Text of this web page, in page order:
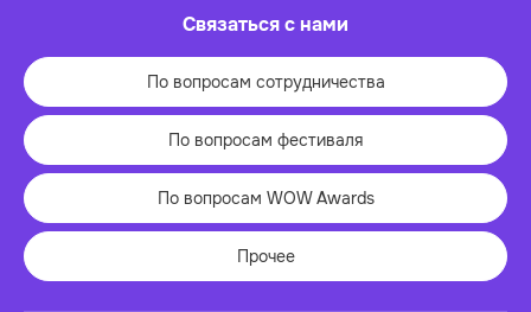
Связаться с нами
По вопросам сотрудничества
По вопросам фестиваля
По вопросам WOW Awards
Прочее